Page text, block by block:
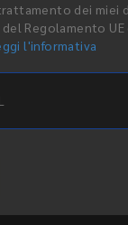
dei miei
Regolamento
l'informativa